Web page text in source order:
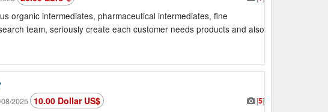
organic intermediates, pharmaceutical intermediates, fine
team, seriously create each customer needs products and also
2025 [5]
10.00 Dollar US$